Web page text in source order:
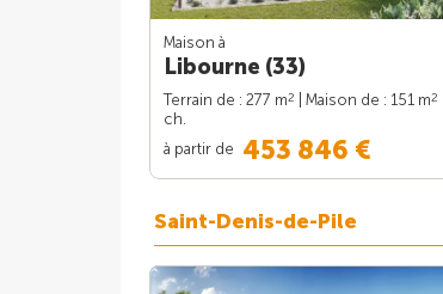
Maison à
Libourne (33)
Terrain de : 277 m2 | Maison de : 151 m2
ch.
à partir de 453 846 €
Saint-Denis-de-Pile